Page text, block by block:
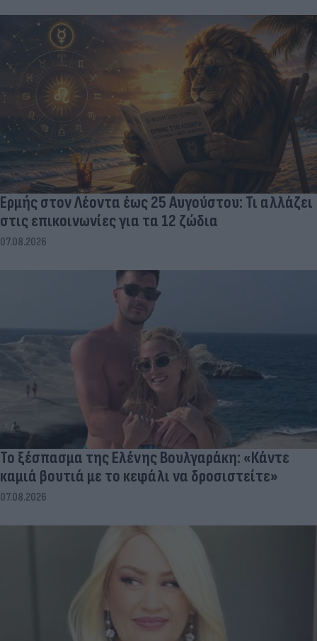
Ερμής στον Λέοντα έως 25 Αυγούστου: Τι αλλάζει
στις επικοινωνίες για τα 12 ζώδια
07.08.2026
Το ξέσπασμα της Ελένης Βουλγαράκη: «Κάντε
καμιά βουτιά με το κεφάλι να δροσιστείτε»
07.08.2026